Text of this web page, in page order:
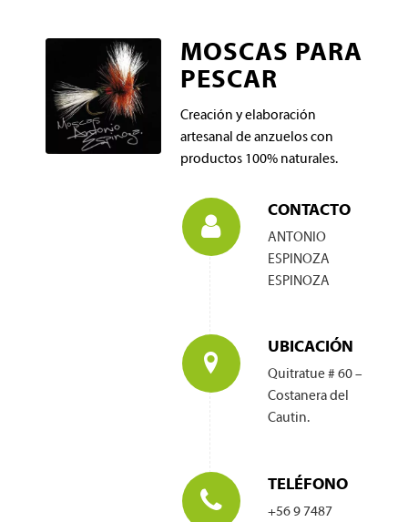
MOSCAS PARA
PESCAR
Creación y elaboración
artesanal de anzuelos con
productos 100% naturales.
CONTACTO
ANTONIO
ESPINOZA
ESPINOZA
UBICACIÓN
Quitratue # 60 –
Costanera del
Cautin.
TELÉFONO
+56 9 7487